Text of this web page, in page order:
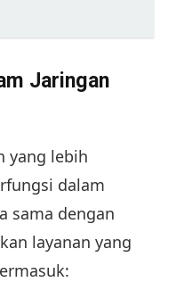
Jaringan
yang lebih
dalam
sama dengan
layanan yang